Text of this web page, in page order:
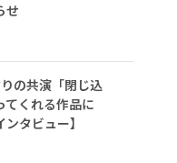
せ
の共演「閉じ込
てくれる作品に
タビュー】